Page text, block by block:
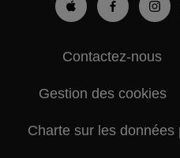
Contactez-nous
Gestion des cookies
Charte sur les